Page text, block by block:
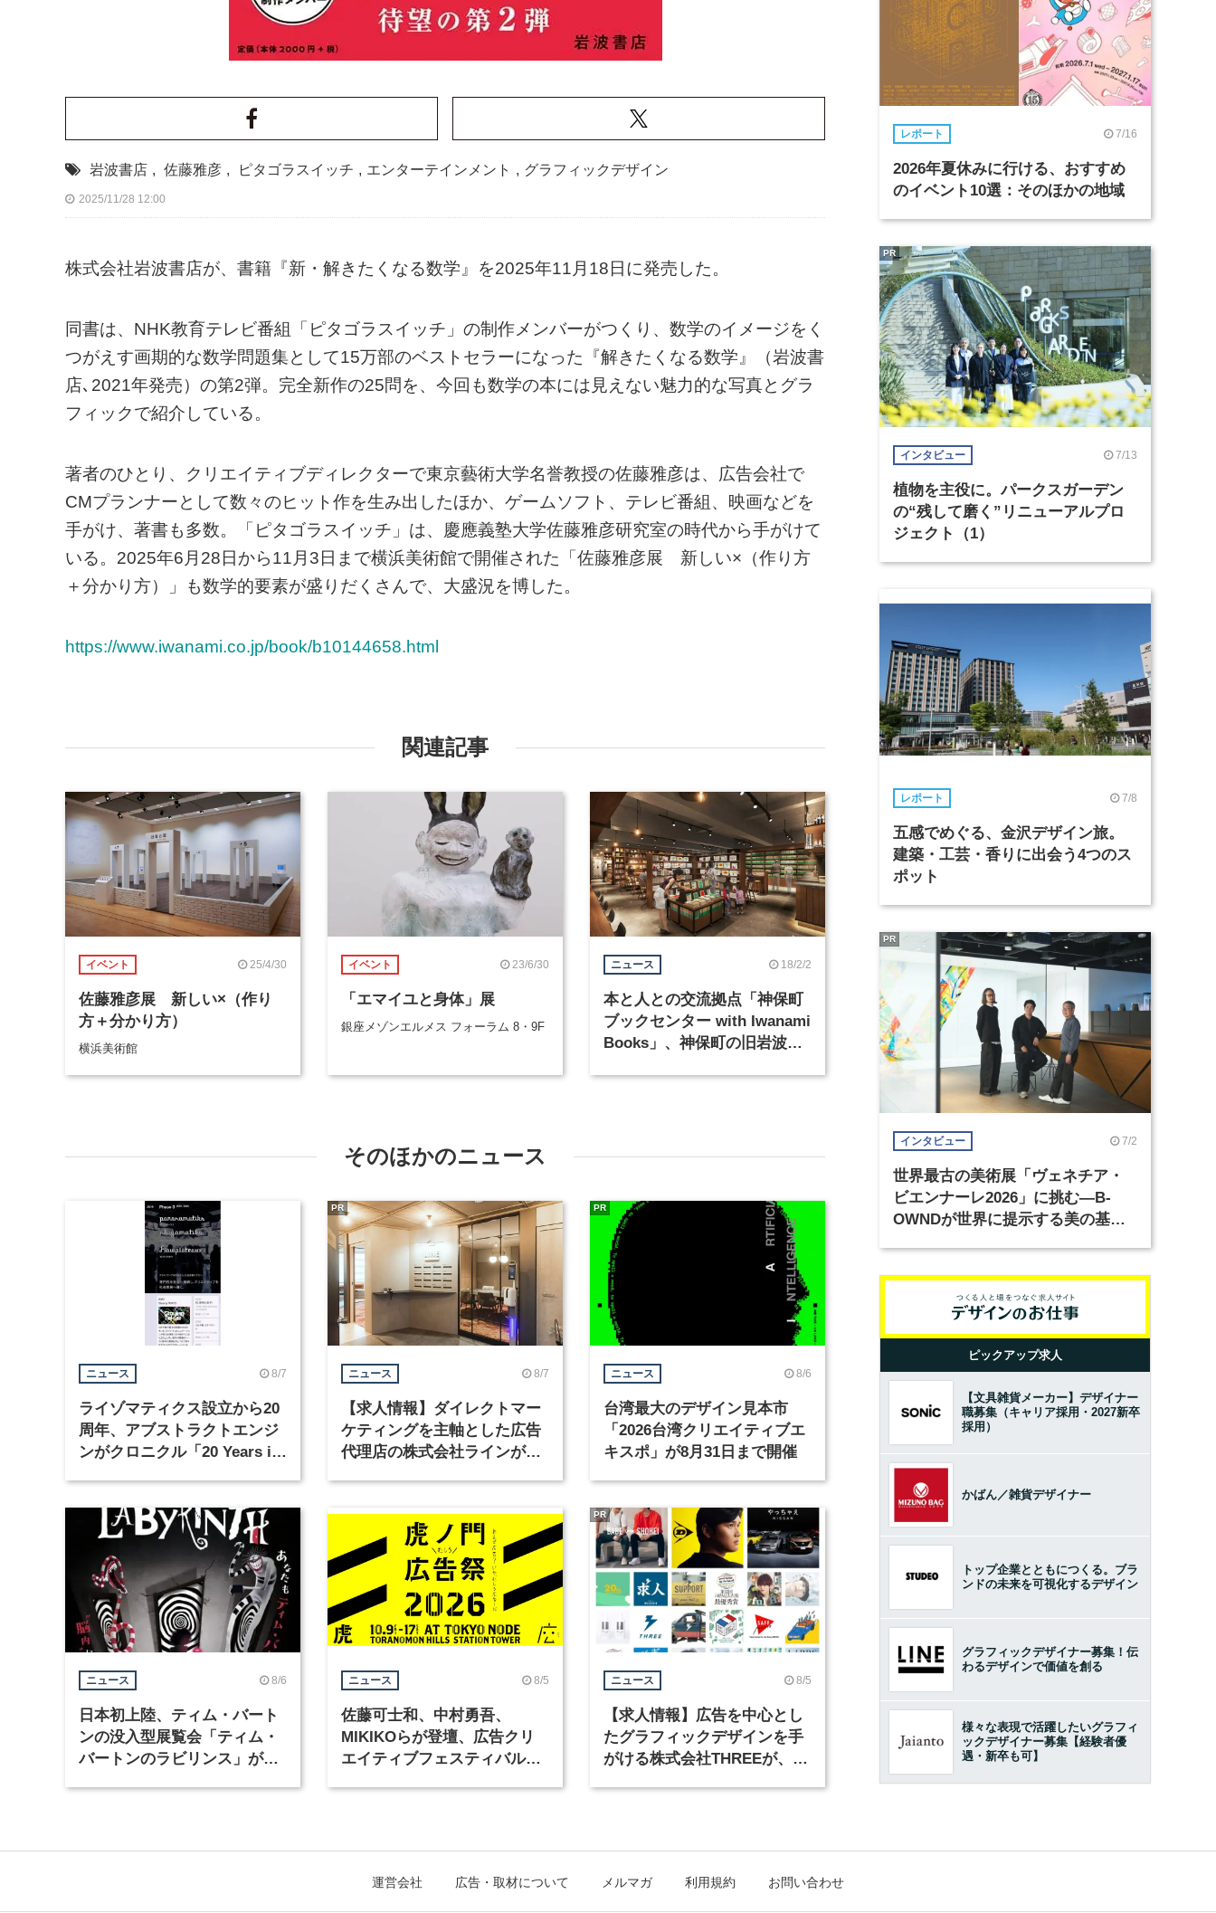
岩波書店 , 佐藤雅彦 , ピタゴラスイッチ , エンターテインメント , グラフィックデザイン
2025/11/28 12:00
株式会社岩波書店が、書籍『新・解きたくなる数学』を2025年11月18日に発売した。
同書は、NHK教育テレビ番組「ピタゴラスイッチ」の制作メンバーがつくり、数学のイメージをく
つがえす画期的な数学問題集として15万部のベストセラーになった『解きたくなる数学』（岩波書
店､2021年発売）の第2弾。完全新作の25問を、今回も数学の本には見えない魅力的な写真とグラ
フィックで紹介している。
著者のひとり、クリエイティブディレクターで東京藝術大学名誉教授の佐藤雅彦は、広告会社で
CMプランナーとして数々のヒット作を生み出したほか、ゲームソフト、テレビ番組、映画などを
手がけ、著書も多数。「ピタゴラスイッチ」は、慶應義塾大学佐藤雅彦研究室の時代から手がけて
いる。2025年6月28日から11月3日まで横浜美術館で開催された「佐藤雅彦展 新しい×（作り方
＋分かり方）」も数学的要素が盛りだくさんで、大盛況を博した。
https://www.iwanami.co.jp/book/b10144658.html
関連記事
イベント 25/4/30
佐藤雅彦展 新しい×（作り
方＋分かり方）
横浜美術館
イベント 23/6/30
「エマイユと身体」展
銀座メゾンエルメス フォーラム 8・9F
ニュース 18/2/2
本と人との交流拠点「神保町
ブックセンター with Iwanami
Books」、神保町の旧岩波ブ
そのほかのニュース
ニュース 8/7
ライゾマティクス設立から20
周年、アブストラクトエンジ
ンがクロニクル「20 Years in
ニュース 8/7
【求人情報】ダイレクトマー
ケティングを主軸とした広告
代理店の株式会社ラインが、
PR
ニュース 8/6
台湾最大のデザイン見本市
「2026台湾クリエイティブエ
キスポ」が8月31日まで開催
PR
ニュース 8/6
日本初上陸、ティム・バート
ンの没入型展覧会「ティム・
バートンのラビリンス」が東
ニュース 8/5
佐藤可士和、中村勇吾、
MIKIKOらが登壇、広告クリ
エイティブフェスティバル
ニュース 8/5
【求人情報】広告を中心とし
たグラフィックデザインを手
がける株式会社THREEが、グ
PR
レポート 7/16
2026年夏休みに行ける、おすすめ
のイベント10選：そのほかの地域
インタビュー 7/13
植物を主役に。パークスガーデン
の“残して磨く”リニューアルプロ
ジェクト（1）
PR
レポート 7/8
五感でめぐる、金沢デザイン旅。
建築・工芸・香りに出会う4つのス
ポット
インタビュー 7/2
世界最古の美術展「ヴェネチア・
ビエンナーレ2026」に挑む―B-
OWNDが世界に提示する美の基準
PR
ピックアップ求人
【文具雑貨メーカー】デザイナー
職募集（キャリア採用・2027新卒
採用）
かばん／雑貨デザイナー
トップ企業とともにつくる。ブラ
ンドの未来を可視化するデザイン
グラフィックデザイナー募集！伝
わるデザインで価値を創る
様々な表現で活躍したいグラフィ
ックデザイナー募集【経験者優
遇・新卒も可】
運営会社 広告・取材について メルマガ 利用規約 お問い合わせ